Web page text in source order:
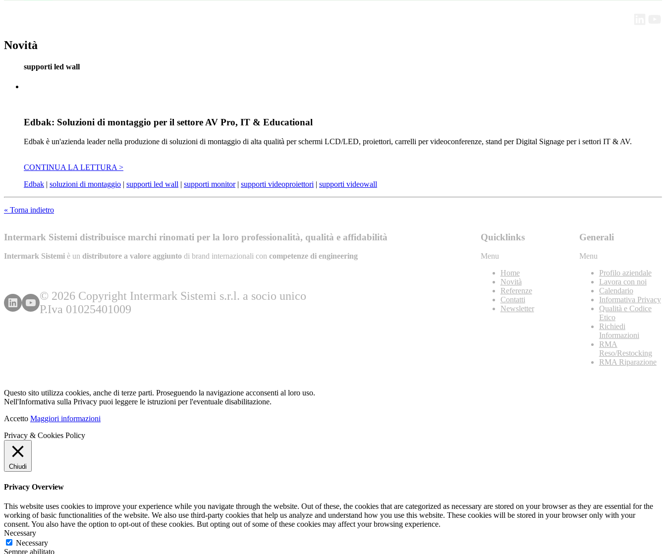
Novità
supporti led wall
Edbak: Soluzioni di montaggio per il settore AV Pro, IT & Educational
Edbak è un'azienda leader nella produzione di soluzioni di montaggio di alta qualità per schermi LCD/LED, proiettori, carrelli per videoconferenze, stand per Digital Signage per i settori IT & AV.
CONTINUA LA LETTURA >
Edbak | soluzioni di montaggio | supporti led wall | supporti monitor| supporti videoproiettori | supporti videowall
« Torna indietro
Intermark Sistemi distribuisce marchi rinomati per la loro professionalità, qualità e affidabilità
Intermark Sistemi è un distributore a valore aggiunto di brand internazionali con competenze di engineering
© 2026 Copyright Intermark Sistemi s.r.l. a socio unico
P.Iva 01025401009
Quicklinks
Menu
Home
Novità
Referenze
Contatti
Newsletter
Generali
Menu
Profilo aziendale
Lavora con noi
Calendario
Informativa Privacy
Qualità e Codice
Etico
Richiedi
Informazioni
RMA
Reso/Restocking
RMA Riparazione
Questo sito utilizza cookies, anche di terze parti. Proseguendo la navigazione acconsenti al loro uso.
Nell'Informativa sulla Privacy puoi leggere le istruzioni per l'eventuale disabilitazione.
Accetto Maggiori informazioni
Privacy & Cookies Policy
Chiudi
Privacy Overview
This website uses cookies to improve your experience while you navigate through the website. Out of these, the cookies that are categorized as necessary are stored on your browser as they are essential for the
working of basic functionalities of the website. We also use third-party cookies that help us analyze and understand how you use this website. These cookies will be stored in your browser only with your
consent. You also have the option to opt-out of these cookies. But opting out of some of these cookies may affect your browsing experience.
Necessary
Necessary
Sempre abilitato